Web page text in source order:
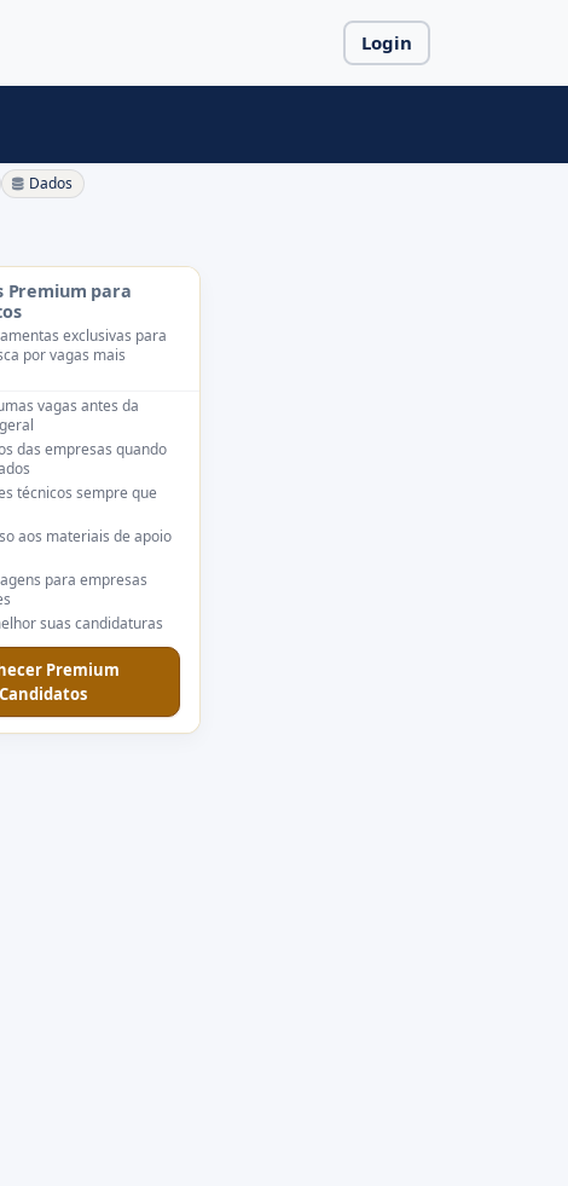
Login
Dados
Premium para
exclusivas para
por vagas mais
vagas antes da
das empresas quando
técnicos sempre que
aos materiais de apoio
para empresas
suas candidaturas
Premium
Candidatos